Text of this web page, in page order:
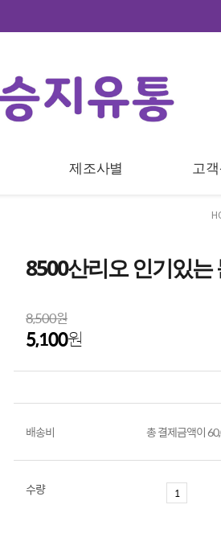
제조사별 고
8500산리오 인기있
8,500원
5,100원
배송비 총 결제금액이
수량